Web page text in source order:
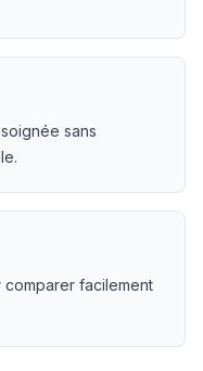
sans
facilement